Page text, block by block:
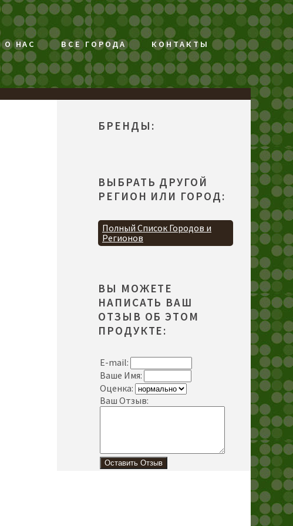
О НАС ВСЕ ГОРОДА КОНТАКТЫ
БРЕНДЫ:
ВЫБРАТЬ ДРУГОЙ
РЕГИОН ИЛИ ГОРОД:
Полный Список Городов и
Регионов
ВЫ МОЖЕТЕ
НАПИСАТЬ ВАШ
ОТЗЫВ ОБ ЭТОМ
ПРОДУКТЕ:
E-mail:
Ваше Имя:
Оценка:
Ваш Отзыв: